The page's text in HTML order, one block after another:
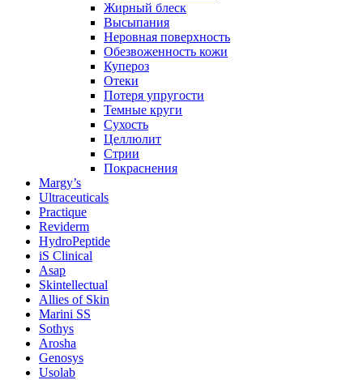
Жирный блеск
Высыпания
Неровная поверхность
Обезвоженность кожи
Купероз
Отеки
Потеря упругости
Темные круги
Сухость
Целлюлит
Стрии
Покраснения
Margy’s
Ultraceuticals
Practique
Reviderm
HydroPeptide
iS Clinical
Asap
Skintellectual
Allies of Skin
Marini SS
Sothys
Arosha
Genosys
Usolab